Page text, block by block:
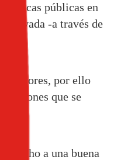
públicas en
privada -a través de
actores, por ello
que se
a una buena